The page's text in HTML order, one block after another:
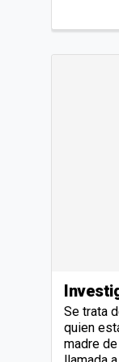
Se trata
quien
madre